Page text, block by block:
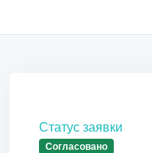
Статус заявки
Согласовано